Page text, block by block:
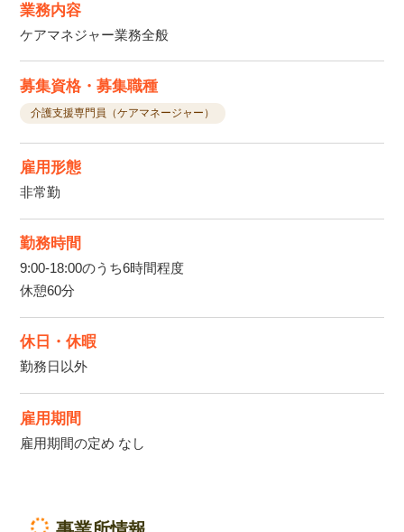
業務内容
ケアマネジャー業務全般
募集資格・募集職種
介護支援専門員（ケアマネージャー）
雇用形態
非常勤
勤務時間
9:00-18:00のうち6時間程度
休憩60分
休日・休暇
勤務日以外
雇用期間
雇用期間の定め なし